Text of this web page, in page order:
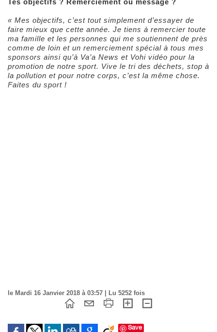
Tes objectifs ? Remerciement ou message ?
« Mes objectifs, c’est tout simplement d’essayer de
faire mieux que cette année. Je tiens à remercier toute
ma famille et les personnes qui me soutiennent de près
comme de loin et un remerciement spécial à tous mes
sponsors ainsi qu’à Va’a News et Vohi vidéo pour la
promotion de notre sport. Vive le tri des déchets, stop à
la pollution et pour notre corps, c’est la même chose.
Faites du sport !
le Mardi 16 Janvier 2018 à 03:57 | Lu 5252 fois
Save